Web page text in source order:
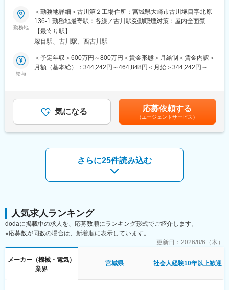
り、連携して取り組んでいます。
■福利厚生面：
・独身寮／社宅制度（約1万円/月）／社宅家賃補助制度／入社に
・24時間（週）までリモートワーク可／フレックスタイム制度有
／平均月残業は12.6H
東証プライム上場の大手総合電子部品グローバルメーカーで、
2025年度の売上高は1兆円を突破、安定した経営基盤を保有して
たる製品を保有し、幅広い業界と取引を行っています。また、従
業員の方が働きやすい環境づくりにも尽力しています。社内公募
制度を活用して自分のキャリアを自由に選択できる環境が整って
います。
■募集背景：
コンポ・S&C製品の高難易度化と、自動化ライン拡大に対応する
ため、設備の製作／開発業務の強化を行うため
■業務内容：
◇機械制御ソフト作成⇒ロボットや機械設備の制御ソフト作成
◇生産技術エンジニア（自動機制御）
■組織ミッション：
自社製品を生産するための設備や治具の設計／製作／評価及び検
る生産改革を推進します
■ポジションの魅力：
◇機械設備や検査設備の設計／製作／評価業務を通じ、グローバ
ルに通用する技術力／経験
◇机上の設計業務だけでなく、実機に触れるリアリティのある業
務による達成感
部は150名程度で各Grは20名のメンバーでの専門チームの所属で
す。幅広い年齢層で、皆で協力して業務にあたっています。部署
は、宮城地区、いわき、長岡にあり、連携して取り組んでいま
勤務地
＜勤務地詳細＞古川第２工場住所：宮城県大崎市古川塚目字北原
136-1 勤務地最寄駅：各線／古川駅受動喫煙対策：屋内全面禁煙
変更の範囲：会社の定める事業所（リモートワーク含む）
【最寄り駅】
塚目駅、古川駅、西古川駅
給与
＜予定年収＞600万円～800万円＜賃金形態＞月給制＜賃金内訳＞
月額（基本給）：344,242円～464,848円＜月給＞344,242円～
績：平均17,000円賃金はあくまでも目安の金額であり、選考を通
じて上下する可能性があります。月給(月額)は固定手当を含めた表
記です。
気になる 応募依頼する
（エージェントサービス）
さらに25件読み込む
人気求人ランキング
dodaに掲載中の求人を、応募数順にランキング形式でご紹介します。
※応募数が同数の場合は、新着順に表示しています。
更新日： 2026/8/6（木）
メーカー（機械・電気）
業界
宮城県 社会人経験10年以上歓迎